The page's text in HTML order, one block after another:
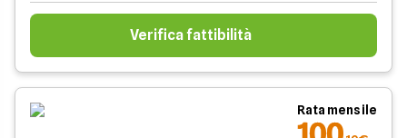
Verifica fattibilità
Rata mensile